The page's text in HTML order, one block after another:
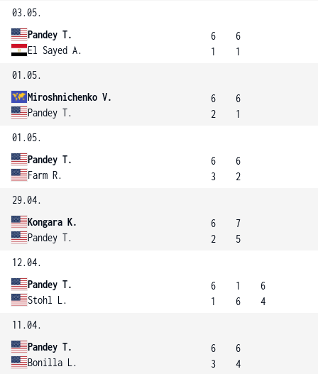
03.05.
Pandey T.
El Sayed A.
6
1
6
1
01.05.
Miroshnichenko V.
Pandey T.
6
2
6
1
01.05.
Pandey T.
Farm R.
6
3
6
2
29.04.
Kongara K.
Pandey T.
6
2
7
5
12.04.
Pandey T.
Stohl L.
6
1
1
6
6
4
11.04.
Pandey T.
Bonilla L.
6
3
6
4